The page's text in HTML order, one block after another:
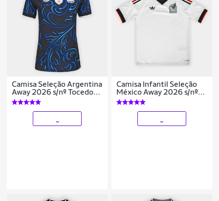
Camisa Seleção Argentina
Away 2026 s/nº Tocedor
Adidas Originals Feminina
Camisa Infantil Seleção
México Away 2026 s/nº
Torcedor Adidas Originals